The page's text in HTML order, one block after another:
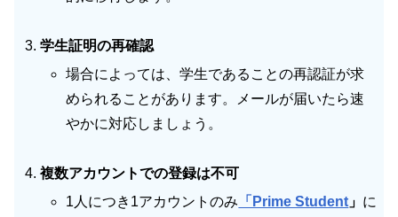
学生証明の再確認
場合によっては、学生であることの再認証が求
められることがあります。メールが届いたら速
やかに対応しましょう。
複数アカウントでの登録は不可
1人につき1アカウントのみ 「Prime Student 」 に